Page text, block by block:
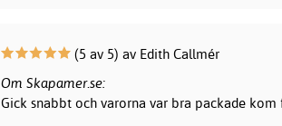
(5 av 5) av Edith Callmér
Om Skapamer.se:
Gick snabbt och varorna var bra packade